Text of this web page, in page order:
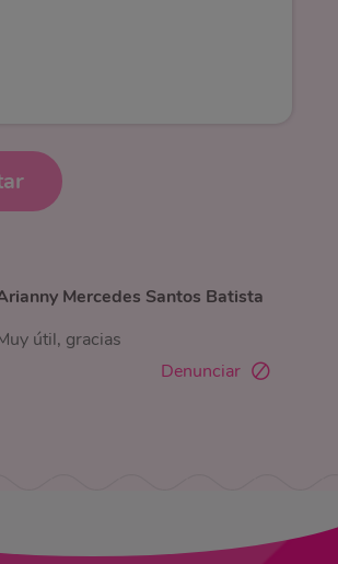
Mercedes Santos Batista
útil, gracias
Denunciar